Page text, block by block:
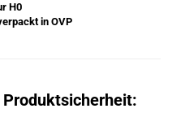
H0
in OVP